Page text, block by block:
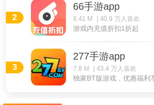
2
66手游app
8.41 M | 40.9 万人喜欢
游戏内充值折扣1折起
3
277手游app
7.8 M | 43.4 万人喜欢
独家BT版游戏，优惠福利